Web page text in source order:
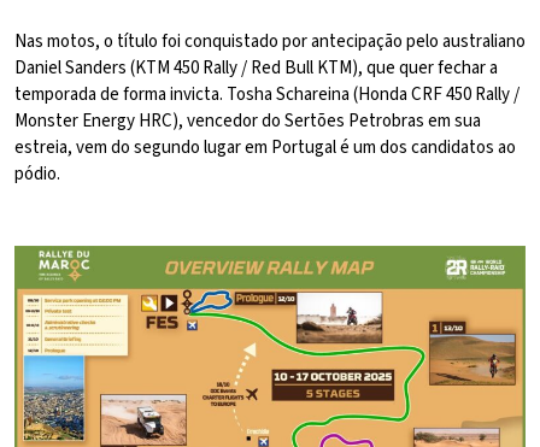
Nas motos, o título foi conquistado por antecipação pelo australiano
Daniel Sanders (KTM 450 Rally / Red Bull KTM), que quer fechar a
temporada de forma invicta. Tosha Schareina (Honda CRF 450 Rally /
Monster Energy HRC), vencedor do Sertões Petrobras em sua
estreia, vem do segundo lugar em Portugal é um dos candidatos ao
pódio.